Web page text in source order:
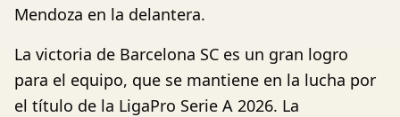
Mendoza en la delantera.
La victoria de Barcelona SC es un gran logro
para el equipo, que se mantiene en la lucha por
el título de la LigaPro Serie A 2026. La